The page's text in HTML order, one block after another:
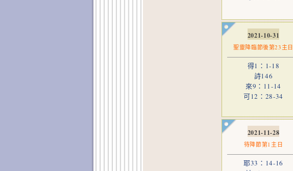
2021-10-31
聖靈降臨節後第23主日
得1：1-18
詩146
來9：11-14
可12：28-34
2021-11-28
待降節第1主日
耶33：14-16